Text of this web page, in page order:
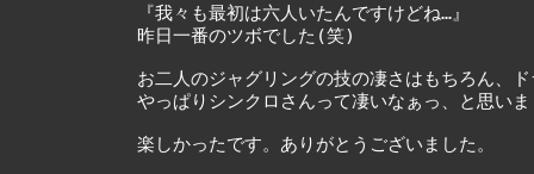
『我々も最初は六人いたんですけどね…』
昨日一番のツボでした(笑)
お二人のジャグリングの技の凄さはもちろん、
やっぱりシンクロさんって凄いなぁっ、と思い
楽しかったです。ありがとうございました。